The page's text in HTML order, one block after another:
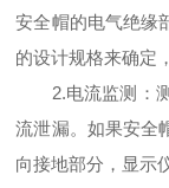
安全帽的电气绝缘
的设计规格来确定
2.电流监测：测
流泄漏。如果安全
向接地部分，显示